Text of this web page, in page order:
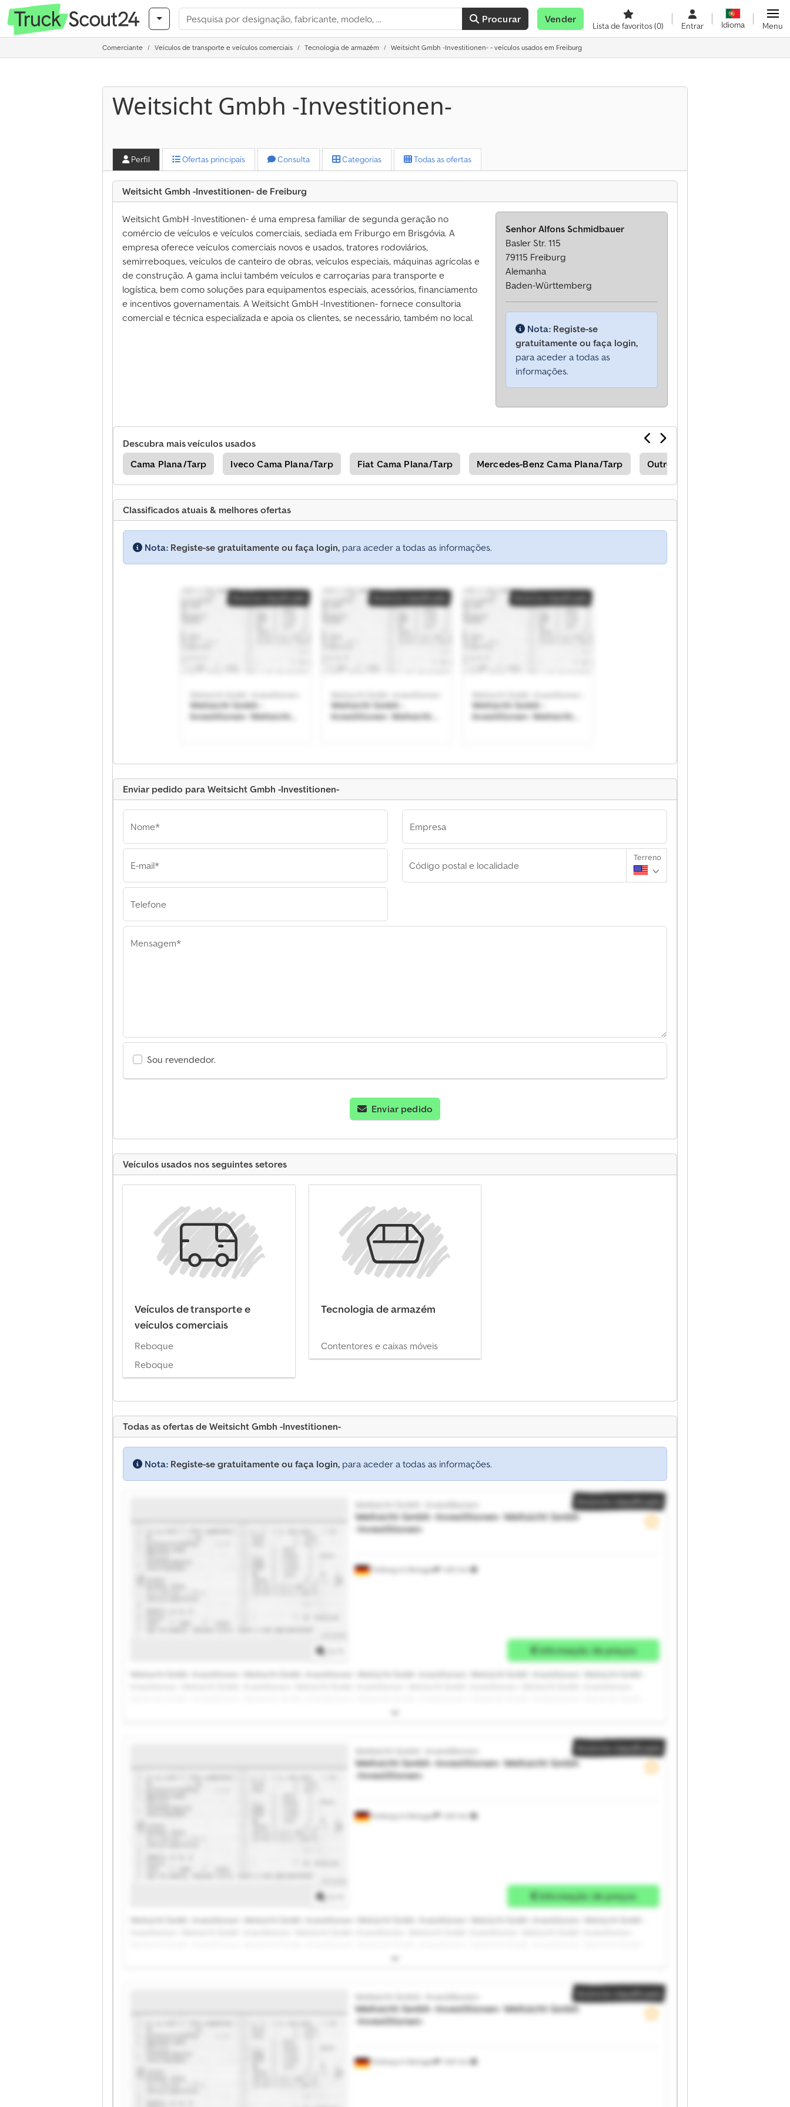
Procurar Vender
Lista de favoritos(0) Entrar Idioma Menu
Comerciante Veículos de transporte e veículos comerciais Tecnologia de armazém Weitsicht Gmbh -Investitionen- - veículos usados em Freiburg
Weitsicht Gmbh -Investitionen-
Perfil Ofertas principais Consulta Categorias Todas as ofertas
Weitsicht Gmbh -Investitionen- de Freiburg
Weitsicht GmbH -Investitionen- é uma empresa familiar de segunda geração no
comércio de veículos e veículos comerciais, sediada em Friburgo em Brisgóvia. A
empresa oferece veículos comerciais novos e usados, tratores rodoviários,
semirreboques, veículos de canteiro de obras, veículos especiais, máquinas agrícolas e
de construção. A gama inclui também veículos e carroçarias para transporte e
logística, bem como soluções para equipamentos especiais, acessórios, financiamento
e incentivos governamentais. A Weitsicht GmbH -Investitionen- fornece consultoria
comercial e técnica especializada e apoia os clientes, se necessário, também no local.
Senhor Alfons Schmidbauer
Basler Str. 115
79115 Freiburg
Alemanha
Baden-Württemberg
Nota: Registe-se
gratuitamente ou faça login,
para aceder a todas as
informações.
Descubra mais veículos usados
Cama Plana/Tarp
Iveco Cama Plana/Tarp Fiat Cama Plana/Tarp Mercedes-Benz Cama Plana/Tarp Outros Cama Plana/Tarp
Classificados atuais & melhores ofertas
Nota: Registe-se gratuitamente ou faça login, para aceder a todas as informações.
Weitsicht Gmbh -
Investitionen- Weitsicht
Weitsicht Gmbh -
Investitionen- Weitsicht
Weitsicht Gmbh -
Investitionen- Weitsicht
Investitionen- Weitsicht
Enviar pedido para Weitsicht Gmbh -Investitionen-
Nome*
E-mail*
Telefone
Empresa
Código postal e localidade
Terreno
Mensagem*
Sou revendedor.
Enviar pedido
Veículos usados nos seguintes setores
Veículos de transporte e
veículos comerciais
Reboque
Reboque
Tecnologia de armazém
Contentores e caixas móveis
Todas as ofertas de Weitsicht Gmbh -Investitionen-
Nota: Registe-se gratuitamente ou faça login, para aceder a todas as informações.
Anúncio classificado
Freiburg im Breisgau
Weitsicht Gmbh -Investitionen-
Weitsicht Gmbh -Investitionen- Weitsicht Gmbh
-Investitionen-
Informação de preços
Investitionen- Weitsicht Gmbh -Investitionen- Weitsicht Gmbh -Investitionen- Weitsicht Gmbh -Investitionen- Weitsicht Gmbh -Investitionen-
Anúncio classificado
Freiburg im Breisgau
Weitsicht Gmbh -Investitionen-
Weitsicht Gmbh -Investitionen- Weitsicht Gmbh
-Investitionen-
Informação de preços
Anúncio classificado
Freiburg im Breisgau
Weitsicht Gmbh -Investitionen- Weitsicht Gmbh
-Investitionen-